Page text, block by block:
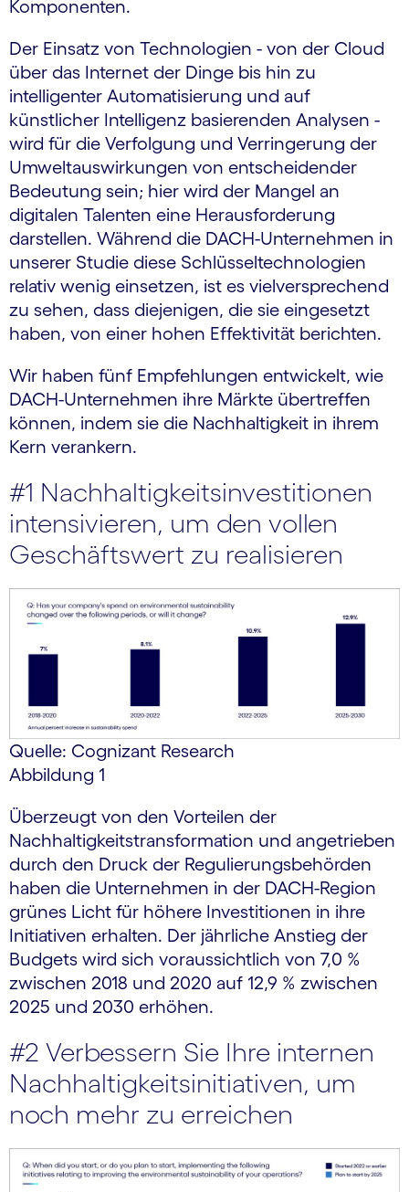
Komponenten.
Der Einsatz von Technologien - von der Cloud
über das Internet der Dinge bis hin zu
intelligenter Automatisierung und auf
künstlicher Intelligenz basierenden Analysen -
wird für die Verfolgung und Verringerung der
Umweltauswirkungen von entscheidender
Bedeutung sein; hier wird der Mangel an
digitalen Talenten eine Herausforderung
darstellen. Während die DACH-Unternehmen in
unserer Studie diese Schlüsseltechnologien
relativ wenig einsetzen, ist es vielversprechend
zu sehen, dass diejenigen, die sie eingesetzt
haben, von einer hohen Effektivität berichten.
Wir haben fünf Empfehlungen entwickelt, wie
DACH-Unternehmen ihre Märkte übertreffen
können, indem sie die Nachhaltigkeit in ihrem
Kern verankern.
#1 Nachhaltigkeitsinvestitionen
intensivieren, um den vollen
Geschäftswert zu realisieren
Quelle: Cognizant Research
Abbildung 1
Überzeugt von den Vorteilen der
Nachhaltigkeitstransformation und angetrieben
durch den Druck der Regulierungsbehörden
haben die Unternehmen in der DACH-Region
grünes Licht für höhere Investitionen in ihre
Initiativen erhalten. Der jährliche Anstieg der
Budgets wird sich voraussichtlich von 7,0 %
zwischen 2018 und 2020 auf 12,9 % zwischen
2025 und 2030 erhöhen.
#2 Verbessern Sie Ihre internen
Nachhaltigkeitsinitiativen, um
noch mehr zu erreichen